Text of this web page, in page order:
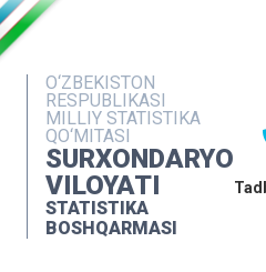
O‘ZBEKISTON
RESPUBLIKASI
MILLIY STATISTIKA
QO‘MITASI
SURXONDARYO
VILOYATI
STATISTIKA
BOSHQARMASI
OCHIQ
INTERAKTIV
MATBUOT